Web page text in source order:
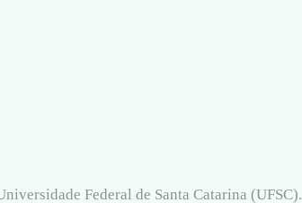
Federal de Santa Catarina (UFSC).